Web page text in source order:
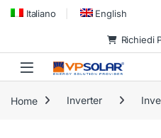
Skip to navigation
Skip to content
Italiano English
Richiedi
Home Inverter